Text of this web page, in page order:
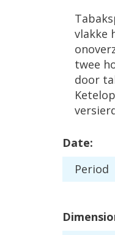
vlakke
twee
door
Date:
Period